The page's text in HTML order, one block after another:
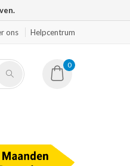
ons Helpcentrum
0